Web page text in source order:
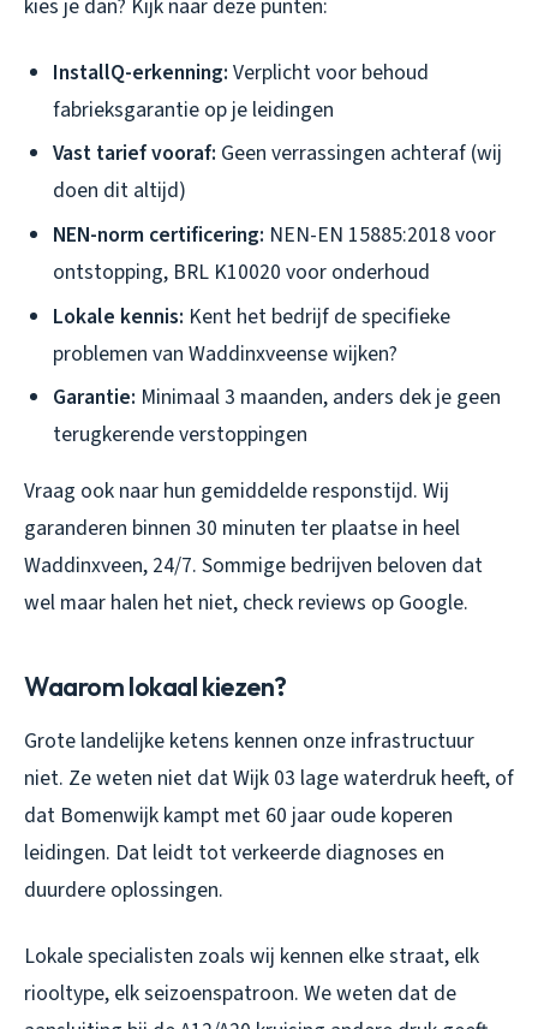
kies je dan? Kijk naar deze punten:
InstallQ-erkenning: Verplicht voor behoud
fabrieksgarantie op je leidingen
Vast tarief vooraf: Geen verrassingen achteraf (wij
doen dit altijd)
NEN-norm certificering: NEN-EN 15885:2018 voor
ontstopping, BRL K10020 voor onderhoud
Lokale kennis: Kent het bedrijf de specifieke
problemen van Waddinxveense wijken?
Garantie: Minimaal 3 maanden, anders dek je geen
terugkerende verstoppingen
Vraag ook naar hun gemiddelde responstijd. Wij
garanderen binnen 30 minuten ter plaatse in heel
Waddinxveen, 24/7. Sommige bedrijven beloven dat
wel maar halen het niet, check reviews op Google.
Waarom lokaal kiezen?
Grote landelijke ketens kennen onze infrastructuur
niet. Ze weten niet dat Wijk 03 lage waterdruk heeft, of
dat Bomenwijk kampt met 60 jaar oude koperen
leidingen. Dat leidt tot verkeerde diagnoses en
duurdere oplossingen.
Lokale specialisten zoals wij kennen elke straat, elk
riooltype, elk seizoenspatroon. We weten dat de